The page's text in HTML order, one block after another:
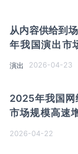
从内容供给到
年我国演出市
演出 2026-04-23
2025年我国网
市场规模高速
2026-04-22